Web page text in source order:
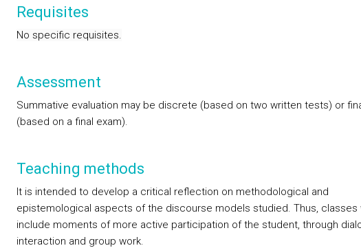
Requisites
No specific requisites.
Assessment
Summative evaluation may be discrete (based on two written tests) or
(based on a final exam).
Teaching methods
It is intended to develop a critical reflection on methodological and
epistemological aspects of the discourse models studied. Thus, classes
include moments of more active participation of the student, through
interaction and group work.